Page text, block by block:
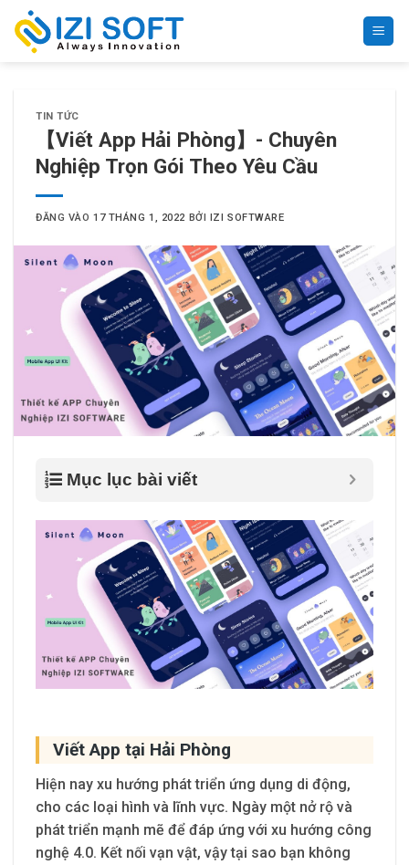
qua
TIN TỨC
【Viết App Hải Phòng】- Chuyên
Nghiệp Trọn Gói Theo Yêu Cầu
ĐĂNG VÀO17 THÁNG 1, 2022 BỞI IZI SOFTWARE
Mục lục bài viết
Viết App tại Hải Phòng
Hiện nay xu hướng phát triển ứng dụng di động,
cho các loại hình và lĩnh vực. Ngày một nở rộ và
phát triển mạnh mẽ để đáp ứng với xu hướng công
nghệ 4.0. Kết nối vạn vật, vậy tại sao bạn không